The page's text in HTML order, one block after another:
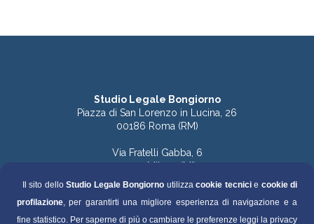
Studio Legale Bongiorno
Piazza di San Lorenzo in Lucina, 26
00186 Roma (RM)
Via Fratelli Gabba, 6
20121 Milano (MI)
Tel. 06.68891168 (Roma)
Tel. 06.68136759 (Roma)
Tel. 02.49536570 (Milano)
Il sito delloStudio Legale Bongiorno utilizzacookie tecnicie cookie di
profilazione, per garantirti una migliore esperienza di navigazione e a
fine statistico. Per saperne di più o cambiare le preferenze leggi la privacy